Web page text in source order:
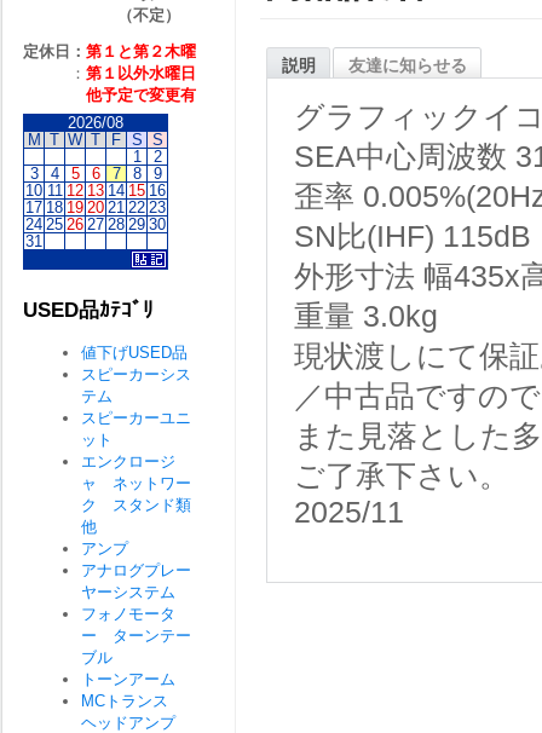
説明 友達に知らせる
グラフィックイ
SEA中心周波数
歪率
SN比(IHF) 115dB
外形寸法 幅435x
重量 3.0kg
現状渡しにて保
／中古品ですの
また見落とした
ご了承下さい。
2025/11
（不定）
定休日： 第１と第２木曜
： 第１以外水曜日
他予定で変更有
2026/08
M T W T F S S
1
2
3
4 5 6 7 8
9
10 11 12 13 14 15 16
17 18 19 20 21 22 23
24 25 26 27 28 29 30
31
USED品ｶﾃｺﾞﾘ
値下げUSED品
スピーカーシス
テム
スピーカーユニ
ット
エンクロージ
ャ ネットワー
ク スタンド類
他
アンプ
アナログプレー
ヤーシステム
フォノモータ
ー ターンテー
ブル
トーンアーム
MCトランス
ヘッドアンプ